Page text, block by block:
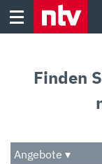
Skip
Audio
Das Beste
Finden
Angebote ▾